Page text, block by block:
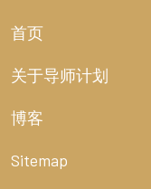
首页
关于导师计划
博客
Sitemap